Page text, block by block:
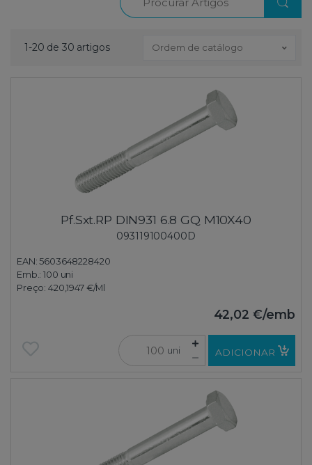
1-20 de 30 artigos Ordem de catálogo
Pf.Sxt.RP DIN931 6.8 GQ M10X40
093119100400D
EAN: 5603648228420
Emb.:100 uni
Preço: 420,1947 €/Ml
42,02 €/emb
uni ADICIONAR